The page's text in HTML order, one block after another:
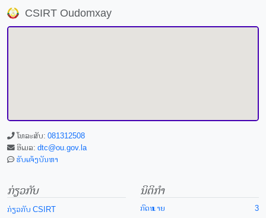
CSIRT Oudomxay
ໂທລະສັບ:081312508
ອີເມລ:dtc@ou.gov.la
ຮັບແຈ້ງບັນຫາ
ກ່ຽວກັບ
ກ່ຽວກັບ CSIRT
ນິຕິກຳ
ກົດໝາຍ
3